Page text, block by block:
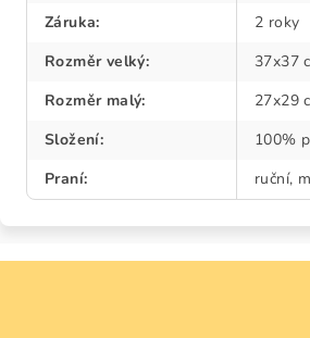
Záruka:
2 roky
Rozměr velký:
37x37
Rozměr malý:
27x29
Složení:
100%
Praní: ruční,